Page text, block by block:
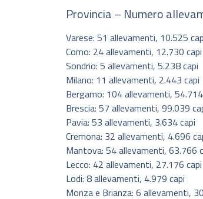
Provincia – Numero
Varese: 51 allevamenti, 10.525
Como: 24 allevamenti, 12.730 capi
Sondrio: 5 allevamenti, 5.238 capi
Milano: 11 allevamenti, 2.443 capi
Bergamo: 104 allevamenti,
Brescia: 57 allevamenti, 99.039
Pavia: 53 allevamenti, 3.634 capi
Cremona: 32 allevamenti, 4.696
Mantova: 54 allevamenti, 63.766
Lecco: 42 allevamenti, 27.176 capi
Lodi: 8 allevamenti, 4.979 capi
Monza e Brianza: 6 allevamenti,